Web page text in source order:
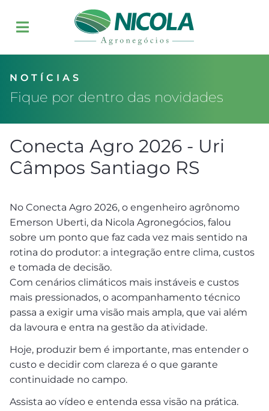
NOTÍCIAS
Fique por dentro das novidades
Conecta Agro 2026 - Uri
Câmpos Santiago RS
No Conecta Agro 2026, o engenheiro agrônomo
Emerson Uberti, da Nicola Agronegócios, falou
sobre um ponto que faz cada vez mais sentido na
rotina do produtor: a integração entre clima, custos
e tomada de decisão.
Com cenários climáticos mais instáveis e custos
mais pressionados, o acompanhamento técnico
passa a exigir uma visão mais ampla, que vai além
da lavoura e entra na gestão da atividade.
Hoje, produzir bem é importante, mas entender o
custo e decidir com clareza é o que garante
continuidade no campo.
Assista ao vídeo e entenda essa visão na prática.